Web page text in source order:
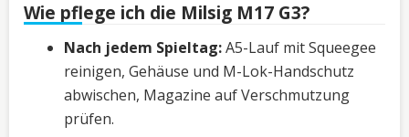
Wie pflege ich die Milsig M17 G3?
Nach jedem Spieltag:A5-Lauf mit Squeegee
reinigen, Gehäuse und M-Lok-Handschutz
abwischen, Magazine auf Verschmutzung
prüfen.